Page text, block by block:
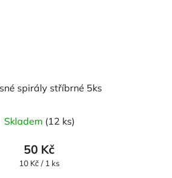
spirály stříbrné 5ks
Skladem (12 ks)
50 Kč
Měrná
10 Kč / 1 ks